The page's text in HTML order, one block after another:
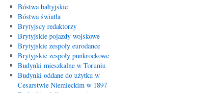
Bóstwa bałtyjskie
Bóstwa światła
Brytyjscy redaktorzy
Brytyjskie pojazdy wojskowe
Brytyjskie zespoły eurodance
Brytyjskie zespoły punkrockowe
Budynki mieszkalne w Toruniu
Budynki oddane do użytku w
Cesarstwie Niemieckim w 1897